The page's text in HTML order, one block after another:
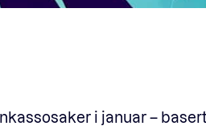
i januar –